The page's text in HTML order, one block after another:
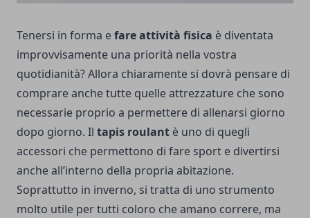
Tenersi in forma efare attività fisica è diventata
improvvisamente una priorità nella vostra
quotidianità? Allora chiaramente si dovrà pensare di
comprare anche tutte quelle attrezzature che sono
necessarie proprio a permettere di allenarsi giorno
dopo giorno. Il tapis roulant è uno di quegli
accessori che permettono di fare sport e divertirsi
anche all’interno della propria abitazione.
Soprattutto in inverno, si tratta di uno strumento
molto utile per tutti coloro che amano correre, ma